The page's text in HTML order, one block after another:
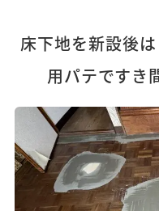
床下地を新設後
用パテですき